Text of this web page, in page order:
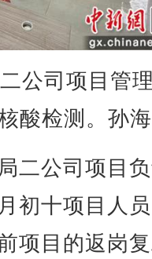
司项目管
酸检测。孙
公司项目
初十项目人
项目的返岗